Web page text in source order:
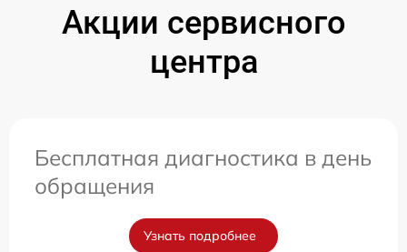
Акции сервисного
центра
Бесплатная диагностика в день
обращения
Узнать подробнее